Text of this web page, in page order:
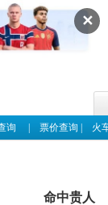
✕
询 | 票价查询 |
火
命中贵人